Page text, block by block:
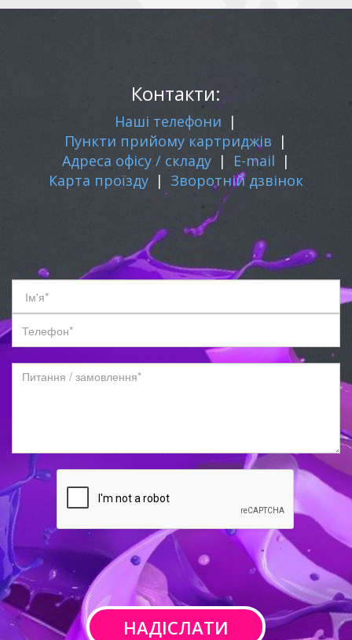
Контакти:
Наші телефони |
Пункти прийому картриджів |
Адреса офісу / складу | E-mail |
Карта проїзду | Зворотній дзвінок
НАДІСЛАТИ